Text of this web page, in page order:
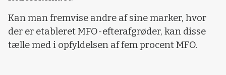
Kan man fremvise andre af sine marker, hvor
der er etableret MFO-efterafgrøder, kan disse
tælle med i opfyldelsen af fem procent MFO.